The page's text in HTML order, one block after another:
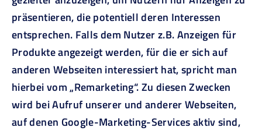
präsentieren, die potentiell deren Interessen
entsprechen. Falls dem Nutzer z.B. Anzeigen für
Produkte angezeigt werden, für die er sich auf
anderen Webseiten interessiert hat, spricht man
hierbei vom „Remarketing“. Zu diesen Zwecken
wird bei Aufruf unserer und anderer Webseiten,
auf denen Google-Marketing-Services aktiv sind,